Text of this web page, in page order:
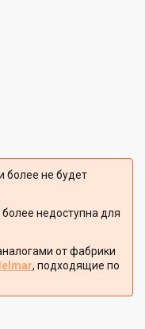
более не будет
недоступна для
от фабрики
, подходящие по